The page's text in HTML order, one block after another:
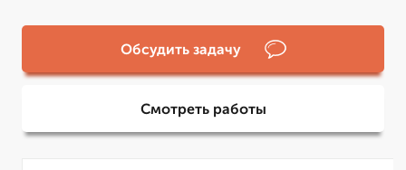
Обсудить задачу
Смотреть работы